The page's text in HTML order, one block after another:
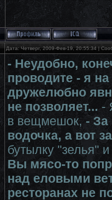
Дата: Четверг, 2009-Фев-19, 20:55:34 |
- Неудобно,
проводите - я
дружелюбно
не позволяет...-
в вещмешок,- За
водочка, а вот
бутылку "зелья"
Вы мясо-то
над еловыми
ресторанах не